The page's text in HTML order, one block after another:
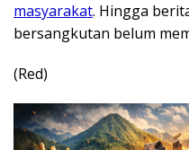
masyarakat. Hingga
bersangkutan belum
(Red)